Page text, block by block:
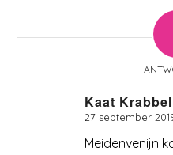
Kaat Krabbel
zegt:
27 september
Meidenvenijn